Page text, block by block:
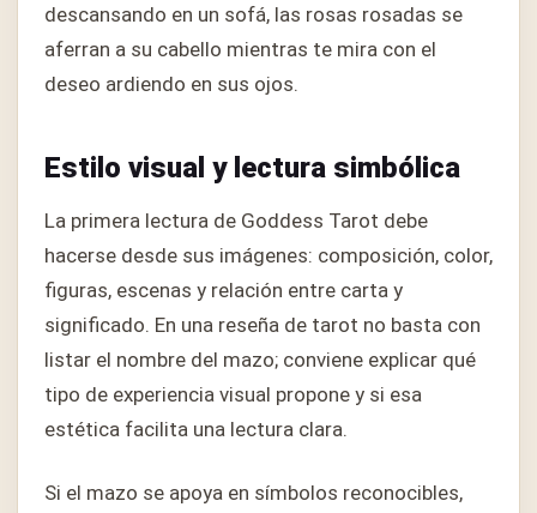
descansando en un sofá, las rosas rosadas se
aferran a su cabello mientras te mira con el
deseo ardiendo en sus ojos.
Estilo visual y lectura simbólica
La primera lectura de Goddess Tarot debe
hacerse desde sus imágenes: composición, color,
figuras, escenas y relación entre carta y
significado. En una reseña de tarot no basta con
listar el nombre del mazo; conviene explicar qué
tipo de experiencia visual propone y si esa
estética facilita una lectura clara.
Si el mazo se apoya en símbolos reconocibles,